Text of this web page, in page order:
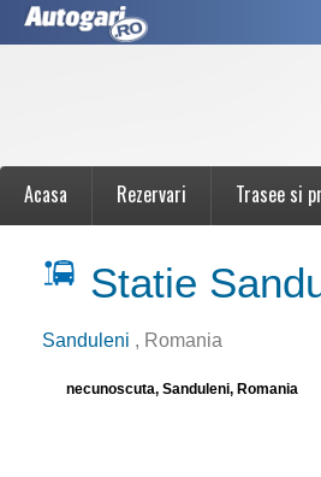
Acasa Rezervari Trasee si
Statie
Sanduleni , Romania
necunoscuta, Sanduleni, Romania